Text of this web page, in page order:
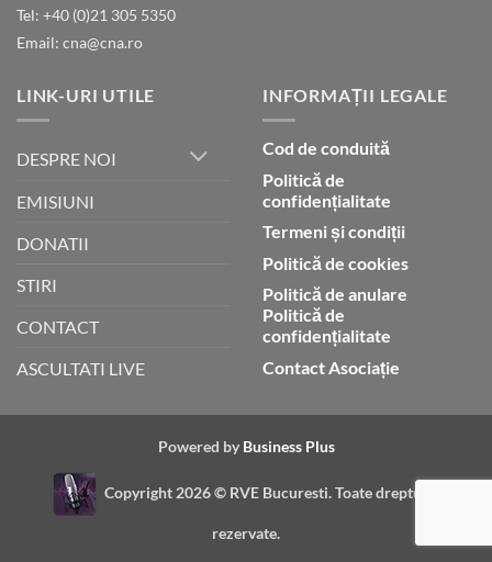
Tel: +40 (0)21 305 5350
Email: cna@cna.ro
LINK-URI UTILE
DESPRE NOI
EMISIUNI
DONATII
STIRI
CONTACT
ASCULTATI LIVE
INFORMAȚII LEGALE
Cod de conduită
Politică de
confidențialitate
Termeni și condiții
Politică de cookies
Politică de anulare
Politică de
confidențialitate
Contact Asociație
Powered by Business Plus
Copyright 2026 © RVE Bucuresti. Toate drepturile
rezervate.